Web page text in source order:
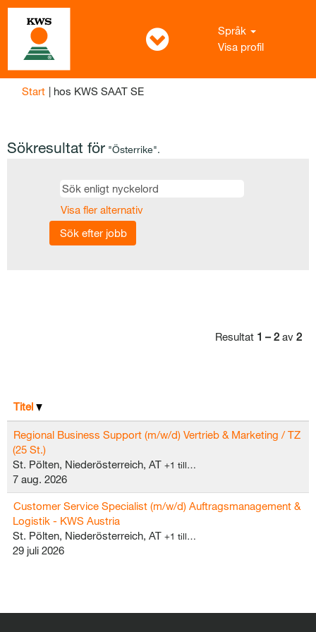
Språk
Visa profil
Start | hos KWS SAAT SE(aktuell
Sökresultat för "Österrike".
Visa fler alternativ
Resultat 1 – 2 av 2
Titel
Regional Business Support (m/w/d) Vertrieb & Marketing / TZ
(25 St.)
St. Pölten, Niederösterreich, AT +1 till…
7 aug. 2026
Customer Service Specialist (m/w/d) Auftragsmanagement &
Logistik - KWS Austria
St. Pölten, Niederösterreich, AT +1 till…
29 juli 2026